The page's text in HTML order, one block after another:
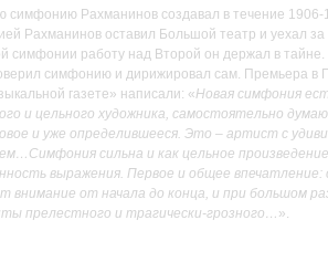
симфонию Рахманинов создавал в течение 1906-
Рахманинов оставил Большой театр и уехал
симфонии работу над Второй он держал в
симфонию и дирижировал сам. Премьера в
газете» написали: «Новая симфония
и цельного художника, самостоятельно
и уже определившееся. Это – артист с
сильна и как цельное
выражения. Первое и общее
внимание от начала до конца, и при большом
прелестного и трагически-грозного… ».